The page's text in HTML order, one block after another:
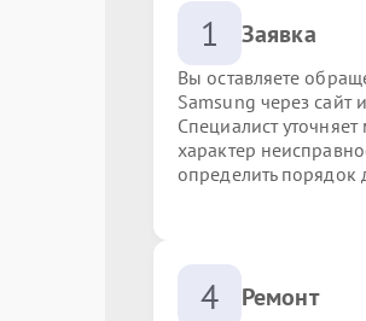
1 Заявка
Вы оставляете
Samsung через сайт
Специалист уточняет
характер
определить порядок
4 Ремонт